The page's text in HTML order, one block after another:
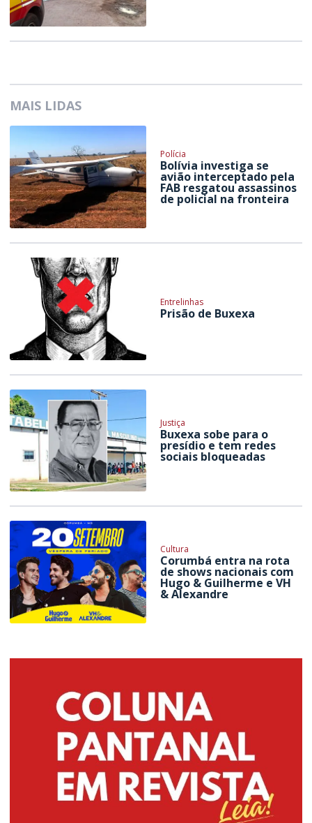
MAIS LIDAS
Polícia
Bolívia investiga se
avião interceptado pela
FAB resgatou assassinos
de policial na fronteira
Entrelinhas
Prisão de Buxexa
Justiça
Buxexa sobe para o
presídio e tem redes
sociais bloqueadas
Cultura
Corumbá entra na rota
de shows nacionais com
Hugo & Guilherme e VH
& Alexandre